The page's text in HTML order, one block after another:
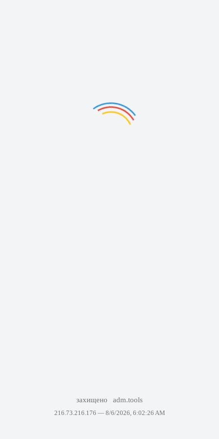
захищено adm.tools
216.73.216.176 — 8/6/2026, 6:02:26 AM